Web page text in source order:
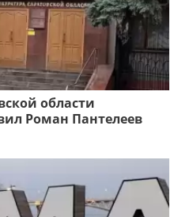
области
Роман Пантелеев